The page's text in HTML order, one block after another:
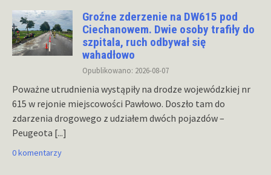
Groźne zderzenie na DW615 pod
Ciechanowem. Dwie osoby trafiły do
szpitala, ruch odbywał się
wahadłowo
Opublikowano: 2026-08-07
Poważne utrudnienia wystąpiły na drodze wojewódzkiej nr
615 w rejonie miejscowości Pawłowo. Doszło tam do
zdarzenia drogowego z udziałem dwóch pojazdów –
Peugeota [...]
0 komentarzy